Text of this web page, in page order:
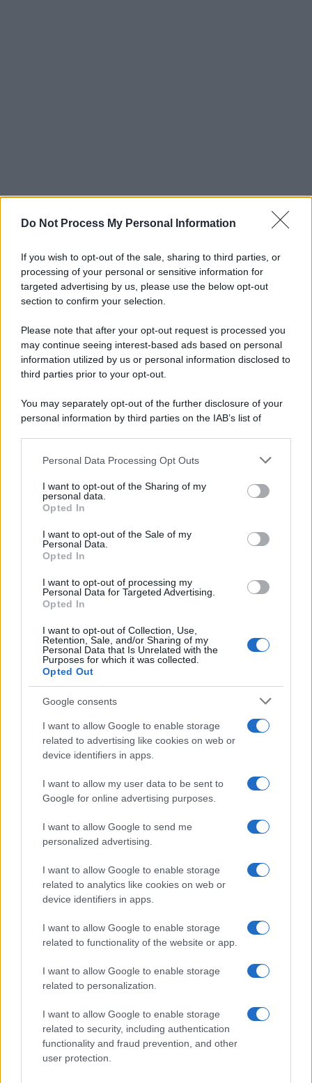
Do Not Process My Personal Information
If you wish to opt-out of the sale, sharing to third parties, or
processing of your personal or sensitive information for
targeted advertising by us, please use the below opt-out
section to confirm your selection.
Please note that after your opt-out request is processed you
may continue seeing interest-based ads based on personal
information utilized by us or personal information disclosed to
third parties prior to your opt-out.
You may separately opt-out of the further disclosure of your
personal information by third parties on the IAB’s list of
This information may also be disclosed by us to third parties
disclose it to other third parties.
Please note that this website/app uses one or more Google
services and may gather and store information including but
not limited to your visit or usage behaviour. You may click to
grant or deny consent to Google and its third-party tags to
consent section.
Personal Data Processing Opt Outs
I want to opt-out of the Sharing of my
personal data.
Opted In
I want to opt-out of the Sale of my
Personal Data.
Opted In
I want to opt-out of processing my
Personal Data for Targeted Advertising.
Opted In
I want to opt-out of Collection, Use,
Retention, Sale, and/or Sharing of my
Personal Data that Is Unrelated with the
Purposes for which it was collected.
Opted Out
Google consents
I want to allow Google to enable storage
related to advertising like cookies on web or
device identifiers in apps.
I want to allow my user data to be sent to
Google for online advertising purposes.
I want to allow Google to send me
personalized advertising.
I want to allow Google to enable storage
related to analytics like cookies on web or
device identifiers in apps.
I want to allow Google to enable storage
related to functionality of the website or app.
I want to allow Google to enable storage
related to personalization.
I want to allow Google to enable storage
related to security, including authentication
functionality and fraud prevention, and other
user protection.